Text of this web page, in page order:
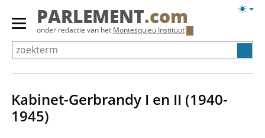
Overslaan
Primair
menu
tonen/verbergen
PARLEMENT.com
onder redactie van het Montesquieu Instituut
Kabinet-Gerbrandy I en II (1940-
1945)